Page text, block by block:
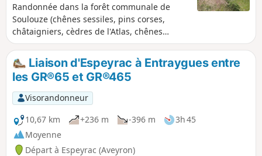
Randonnée dans la forêt communale de
Soulouze (chênes sessiles, pins corses,
châtaigniers, cèdres de l'Atlas, chênes
rouges...) en passant par le hameau
abandonné de Fonfrège. Vous découvrirez
une architecture locale comme les toitures
d'ardoises en écailles de poisson ou les murs
en pierres sèches avec leurs escaliers de
vignes. Itinéraire agréable sur la rive
gauche du Lot avec de nombreux points de
vue sur la vallée et le village d'Entraygues-
sur-Truyère.
Liaison d'Espeyrac à Entraygues entre
les GR®65 et GR®465
Visorandonneur
10,67 km
+236 m -396 m
3h 45
Moyenne
Départ à Espeyrac (Aveyron)